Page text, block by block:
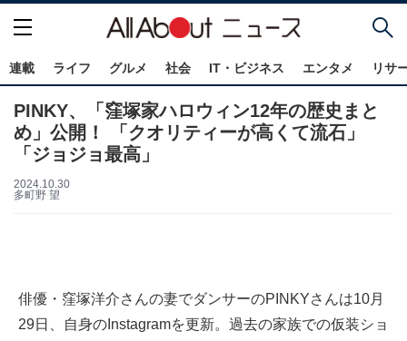
連載 ライフ グルメ 社会 IT・ビジネス エンタメ リサ
PINKY、「窪塚家ハロウィン12年の歴史まと
め」公開！ 「クオリティーが高くて流石」
「ジョジョ最高」
2024.10.30
多町野 望
俳優・窪塚洋介さんの妻でダンサーのPINKYさんは10月
29日、自身のInstagramを更新。過去の家族での仮装ショ